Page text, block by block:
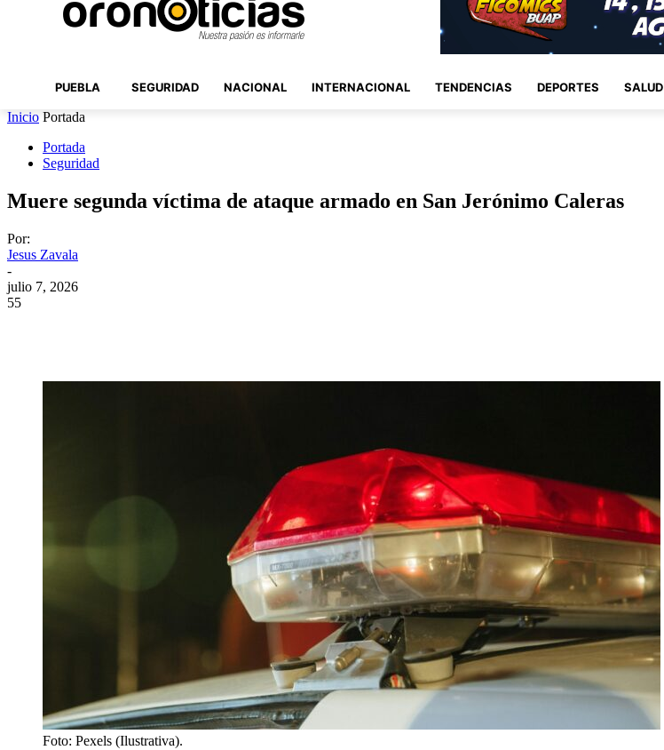
PUEBLA SEGURIDAD NACIONAL INTERNACIONAL TENDENCIAS DEPORTES SALUD
Inicio Portada
Portada
Seguridad
Muere segunda víctima de ataque armado en San Jerónimo Caleras
Por:
Jesus Zavala
-
julio 7, 2026
55
Foto: Pexels (Ilustrativa).